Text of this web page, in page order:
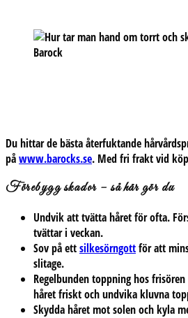
Du hittar de bästa återfuktande
påwww.barocks.se. Med fri frakt vid
Förebygg skador – så här gör du
Undvik att tvätta håret för ofta.
tvättar i veckan.
Sov på ettsilkesörngottför att
slitage.
Regelbunden toppning hos
håret friskt och undvika kluvna
Skydda håret mot solen och kyla